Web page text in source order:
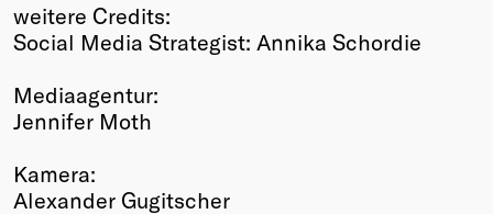
weitere Credits:
Social Media Strategist: Annika Schordie
Mediaagentur:
Jennifer Moth
Kamera:
Alexander Gugitscher